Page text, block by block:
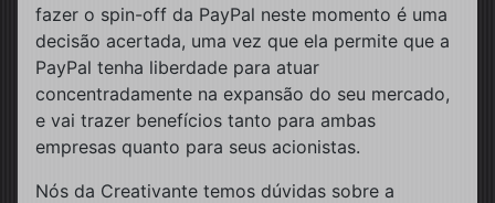
fazer o spin-off da PayPal neste momento é uma
decisão acertada, uma vez que ela permite que a
PayPal tenha liberdade para atuar
concentradamente na expansão do seu mercado,
e vai trazer benefícios tanto para ambas
empresas quanto para seus acionistas.
Nós da Creativante temos dúvidas sobre a